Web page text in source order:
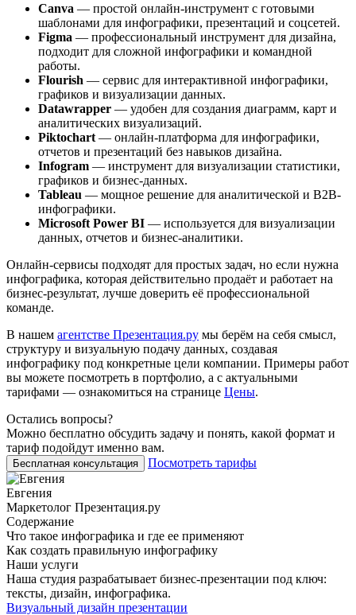
Canva — простой онлайн-инструмент с готовыми
шаблонами для инфографики, презентаций и соцсетей.
Figma — профессиональный инструмент для дизайна,
подходит для сложной инфографики и командной
работы.
Flourish — сервис для интерактивной инфографики,
графиков и визуализации данных.
Datawrapper — удобен для создания диаграмм, карт и
аналитических визуализаций.
Piktochart — онлайн-платформа для инфографики,
отчетов и презентаций без навыков дизайна.
Infogram — инструмент для визуализации статистики,
графиков и бизнес-данных.
Tableau — мощное решение для аналитической и B2B-
инфографики.
Microsoft Power BI — используется для визуализации
данных, отчетов и бизнес-аналитики.
Онлайн-сервисы подходят для простых задач, но если нужна
инфографика, которая действительно продаёт и работает на
бизнес-результат, лучше доверить её профессиональной
команде.
В нашем агентстве Презентация.ру мы берём на себя смысл,
структуру и визуальную подачу данных, создавая
инфографику под конкретные цели компании. Примеры работ
вы можете посмотреть в портфолио, а с актуальными
тарифами — ознакомиться на странице Цены.
Остались вопросы?
Можно бесплатно обсудить задачу и понять, какой формат и
тариф подойдут именно вам.
Бесплатная консультация Посмотреть тарифы
Евгения
Маркетолог Презентация.ру
Содержание
Что такое инфографика и где ее применяют
Как создать правильную инфографику
Наши услуги
Наша студия разрабатывает бизнес-презентации под ключ:
тексты, дизайн, инфографика.
Визуальный дизайн презентации